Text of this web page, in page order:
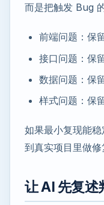
而是把触发 Bug
前端问题：保
接口问题：保
数据问题：保
样式问题：保
如果最小复现能
到真实项目里做修
让 AI 先复述